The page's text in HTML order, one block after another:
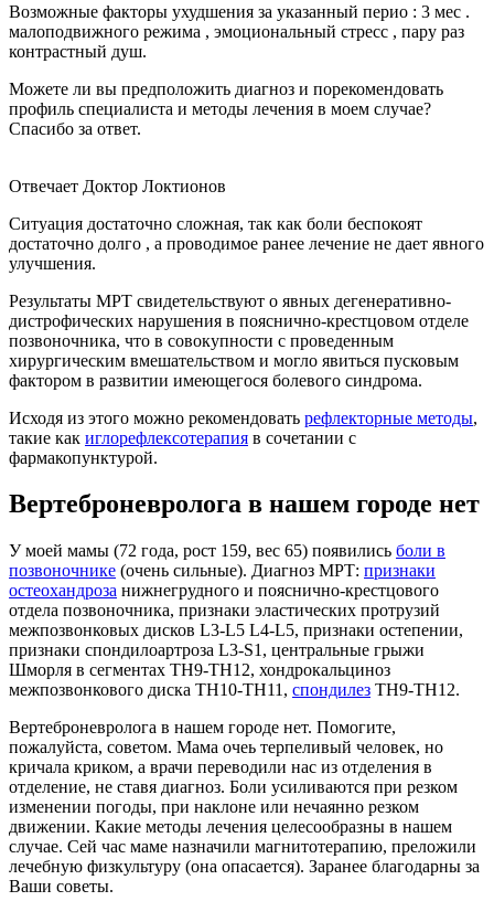
Возможные факторы ухудшения за указанный перио : 3 мес .
малоподвижного режима , эмоциональный стресс , пару раз
контрастный душ.
Можете ли вы предположить диагноз и порекомендовать
профиль специалиста и методы лечения в моем случае?
Спасибо за ответ.
Отвечает Доктор Локтионов
Ситуация достаточно сложная, так как боли беспокоят
достаточно долго , а проводимое ранее лечение не дает явного
улучшения.
Результаты МРТ свидетельствуют о явных дегенеративно-
дистрофических нарушения в пояснично-крестцовом отделе
позвоночника, что в совокупности с проведенным
хирургическим вмешательством и могло явиться пусковым
фактором в развитии имеющегося болевого синдрома.
Исходя из этого можно рекомендовать рефлекторные методы,
такие как иглорефлексотерапия в сочетании с
фармакопунктурой.
Вертеброневролога в нашем городе нет
У моей мамы (72 года, рост 159, вес 65) появились боли в
позвоночнике (очень сильные). Диагноз МРТ: признаки
остеохандроза нижнегрудного и пояснично-крестцового
отдела позвоночника, признаки эластических протрузий
межпозвонковых дисков L3-L5 L4-L5, признаки остепении,
признаки спондилоартроза L3-S1, центральные грыжи
Шморля в сегментах ТН9-ТН12, хондрокальциноз
межпозвонкового диска ТН10-ТН11, спондилез ТН9-ТН12.
Вертеброневролога в нашем городе нет. Помогите,
пожалуйста, советом. Мама очеь терпеливый человек, но
кричала криком, а врачи переводили нас из отделения в
отделение, не ставя диагноз. Боли усиливаются при резком
изменении погоды, при наклоне или нечаянно резком
движении. Какие методы лечения целесообразны в нашем
случае. Сей час маме назначили магнитотерапию, преложили
лечебную физкультуру (она опасается). Заранее благодарны за
Ваши советы.